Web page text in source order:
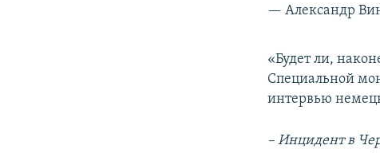
— Александр
«Будет ли,
Специальной
интервью
– Инцидент в